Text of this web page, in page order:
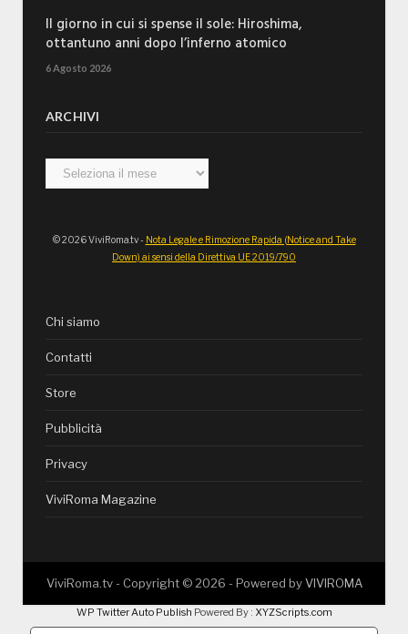
Il giorno in cui si spense il sole: Hiroshima,
ottantuno anni dopo l’inferno atomico
6 Agosto 2026
ARCHIVI
Archivi
© 2026 ViviRoma.tv - Nota Legale e Rimozione Rapida (Notice and Take
Down) ai sensi della Direttiva UE 2019/790
Chi siamo
Contatti
Store
Pubblicità
Privacy
ViviRoma Magazine
ViviRoma.tv - Copyright © 2026 - Powered byVIVIROMA
WP Twitter Auto Publish Powered By : XYZScripts.com